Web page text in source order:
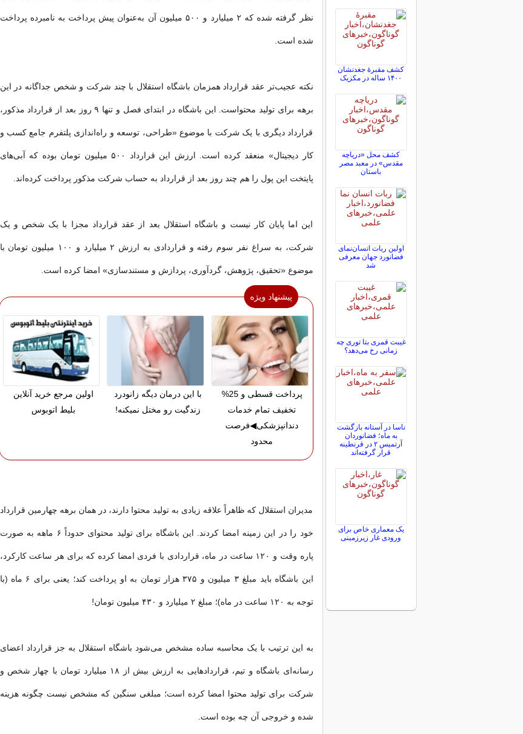
نظر گرفته شده که ۲ میلیارد و ۵۰۰ میلیون آن به‌عنوان پیش پرداخت به نامبرده پرداخت
شده است.
نکته عجیب‌تر عقد قرارداد همزمان باشگاه استقلال با چند شرکت و شخص جداگانه در این
برهه برای تولید محتواست. این باشگاه در ابتدای فصل و تنها ۹ روز بعد از قرارداد مذکور،
قرارداد دیگری با یک شرکت با موضوع «طراحی، توسعه و راه‌اندازی پلتفرم جامع کسب و
کار دیجیتال» منعقد کرده است. ارزش این قرارداد ۵۰۰ میلیون تومان بوده که آبی‌های
پایتخت این پول را هم چند روز بعد از قرارداد به حساب شرکت مذکور پرداخت کرده‌اند.
این اما پایان کار نیست و باشگاه استقلال بعد از عقد قرارداد مجزا با یک شخص و یک
شرکت، به سراغ نفر سوم رفته و قراردادی به ارزش ۲ میلیارد و ۱۰۰ میلیون تومان با
موضوع «تحقیق، پژوهش، گردآوری، پردازش و مستندسازی» امضا کرده است.
پیشنهاد ویژه
پرداخت قسطی و 25%
تخفیف تمام خدمات
دندانپزشکی◀فرصت
محدود
با این درمان دیگه زانودرد
زندگیت رو مختل نمیکنه!
اولین مرجع خرید آنلاین
بلیط اتوبوس
مدیران استقلال که ظاهراً علاقه زیادی به تولید محتوا دارند، در همان برهه چهارمین قرارداد
خود را در این زمینه امضا کردند. این باشگاه برای تولید محتوای حدوداً ۶ ماهه به صورت
پاره وقت و ۱۲۰ ساعت در ماه، قراردادی با فردی امضا کرده که برای هر ساعت کارکرد،
این باشگاه باید مبلغ ۳ میلیون و ۳۷۵ هزار تومان به او پرداخت کند؛ یعنی برای ۶ ماه (با
توجه به ۱۲۰ ساعت در ماه)؛ مبلغ ۲ میلیارد و ۴۳۰ میلیون تومان!
به این ترتیب با یک محاسبه ساده مشخص می‌شود باشگاه استقلال به جز قرارداد اعضای
رسانه‌ای باشگاه و تیم، قراردادهایی به ارزش بیش از ۱۸ میلیارد تومان با چهار شخص و
شرکت برای تولید محتوا امضا کرده است؛ مبلغی سنگین که مشخص نیست چگونه هزینه
شده و خروجی آن چه بوده است.
کشف مقبرۀ جغدنشان
۱۴۰۰ ساله در مکزیک
کشف محل «دریاچه
مقدس» در معبد مصر
باستان
اولین ربات انسان‌نمای
فضانورد جهان معرفی
شد
غیبت قمری بتا توری چه
زمانی رخ می‌دهد؟
ناسا در آستانه بازگشت
به ماه؛ فضانوردان
آرتمیس ۲ در قرنطینه
قرار گرفته‌اند
یک معماری خاص برای
ورودی غار زیرزمینی